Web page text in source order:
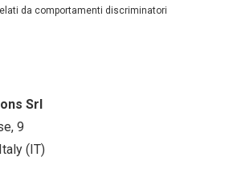
da comportamenti discriminatori
Srl
9
(IT)